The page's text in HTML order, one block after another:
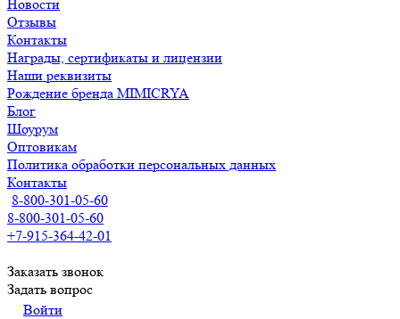
Новости
Отзывы
Контакты
Награды, сертификаты и лицензии
Наши реквизиты
Рождение бренда MIMICRYA
Блог
Шоурум
Оптовикам
Политика обработки персональных данных
Контакты
8-800-301-05-60
8-800-301-05-60
+7-915-364-42-01
Заказать звонок
Задать вопрос
Войти